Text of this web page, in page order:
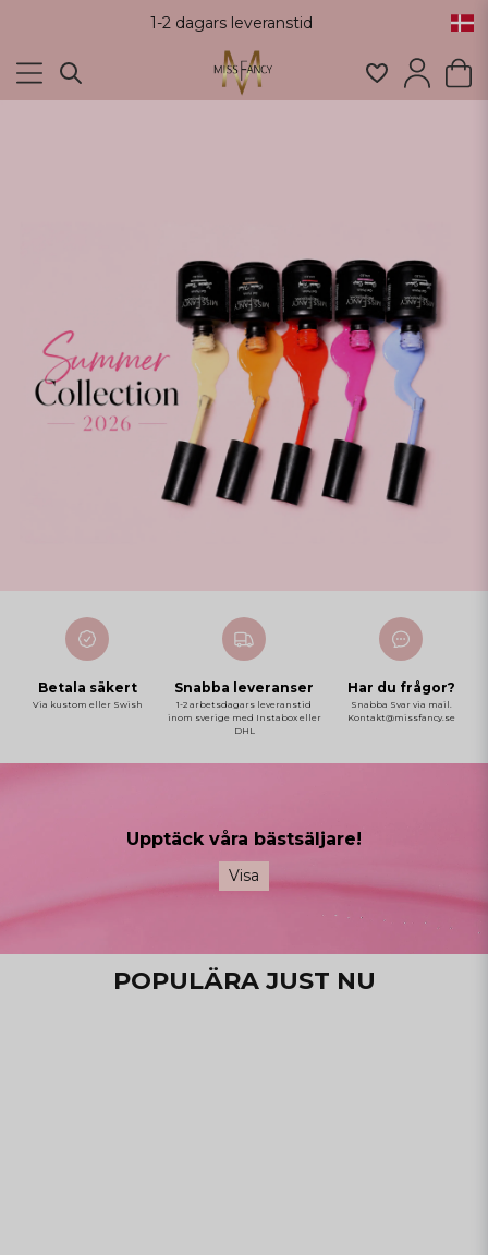
1-2 dagars leveranstid
Betala säkert
Via kustom eller Swish
Snabba leveranser
1-2 arbetsdagars leveranstid
inom sverige med Instabox eller
DHL
Har du frågor?
Snabba Svar via mail.
Kontakt@missfancy.se
Upptäck våra bästsäljare!
Visa
POPULÄRA JUST NU